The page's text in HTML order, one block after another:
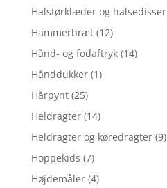
Halstørklæder og halsedisser
Hammerbræt (12)
Hånd- og fodaftryk (14)
Hånddukker (1)
Hårpynt (25)
Heldragter (14)
Heldragter og køredragter (9)
Hoppekids (7)
Højdemåler (4)